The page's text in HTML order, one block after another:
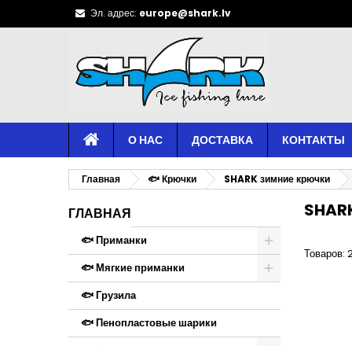
Эл. адрес: europe@shark.lv
О НАС ДОСТАВКА КОНТАКТЫ
Главная 🐟 Крючки SHARK зимние крючки
ГЛАВНАЯ
🐟 Приманки
🐟 Мягкие приманки
🐟 Грузила
🐟 Пенопластовые шарики
Товаров: